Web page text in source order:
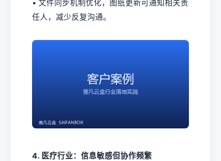
• 文件同步机制优化，图纸更新可通知相关责
任人，减少反复沟通。
4. 医疗行业：信息敏感但协作频繁